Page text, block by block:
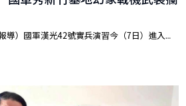
導）國軍漢光42號實兵演習今（7日）進入...